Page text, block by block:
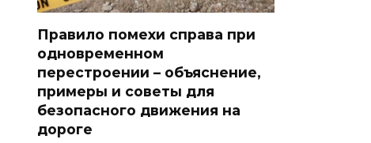
Правило помехи справа при
одновременном
перестроении – объяснение,
примеры и советы для
безопасного движения на
дороге